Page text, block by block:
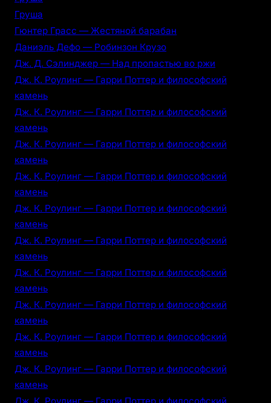
Груша
Гюнтер Грасс — Жестяной барабан
Даниэль Дефо — Робинзон Крузо
Дж. Д. Сэлинджер — Над пропастью во ржи
Дж. К. Роулинг — Гарри Поттер и философский
камень
Дж. К. Роулинг — Гарри Поттер и философский
камень
Дж. К. Роулинг — Гарри Поттер и философский
камень
Дж. К. Роулинг — Гарри Поттер и философский
камень
Дж. К. Роулинг — Гарри Поттер и философский
камень
Дж. К. Роулинг — Гарри Поттер и философский
камень
Дж. К. Роулинг — Гарри Поттер и философский
камень
Дж. К. Роулинг — Гарри Поттер и философский
камень
Дж. К. Роулинг — Гарри Поттер и философский
камень
Дж. К. Роулинг — Гарри Поттер и философский
камень